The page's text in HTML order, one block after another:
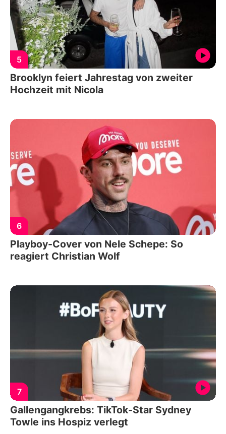
5
Brooklyn feiert Jahrestag von zweiter
Hochzeit mit Nicola
6
Playboy-Cover von Nele Schepe: So
reagiert Christian Wolf
7
Gallengangkrebs: TikTok-Star Sydney
Towle ins Hospiz verlegt